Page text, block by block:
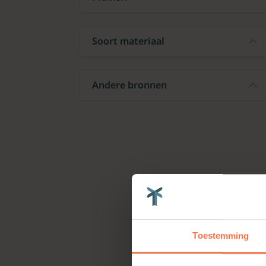
Toestemming
Soort materiaal
Andere bronnen